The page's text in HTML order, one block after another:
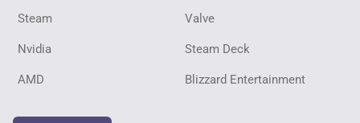
Steam Valve
Nvidia Steam Deck
AMD Blizzard Entertainment